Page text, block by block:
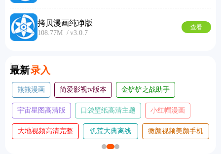
拷贝漫画纯净版
108.77M v3.0.7
查看
最新录入
New
万象灵动岛 漫小社 松子影视tv版
brmai proccd复古ccd相机 八戒恢复助手手机版
漫阅 次元喵动漫tv版 悦风画质助手